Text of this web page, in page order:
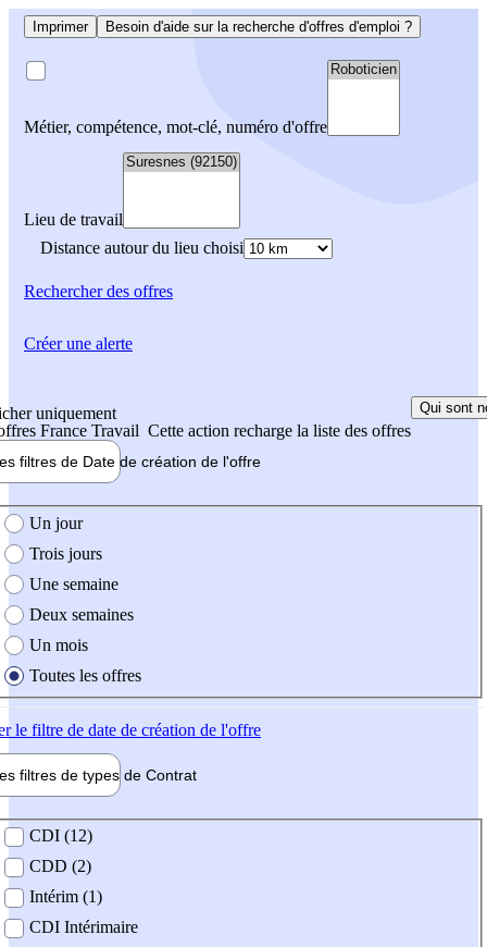
Imprimer Besoin d'aide sur la recherche d'offres d'emploi ?
Métier, compétence, mot-clé, numéro d'offre
Lieu de travail
Distance autour du lieu choisi
Rechercherdes offres
uniquement
France Travail Cette action recharge la liste des offres
Qui sont
filtres de Date de création de l'offre
création de l'offre
Un jour
Trois jours
Une semaine
Deux semaines
Un mois
Toutes les offres
le filtre de date de création de l'offre
filtres de types de Contrat
contrat
CDI (12)
CDD (2)
Intérim (1)
CDI Intérimaire
Créer une alerte